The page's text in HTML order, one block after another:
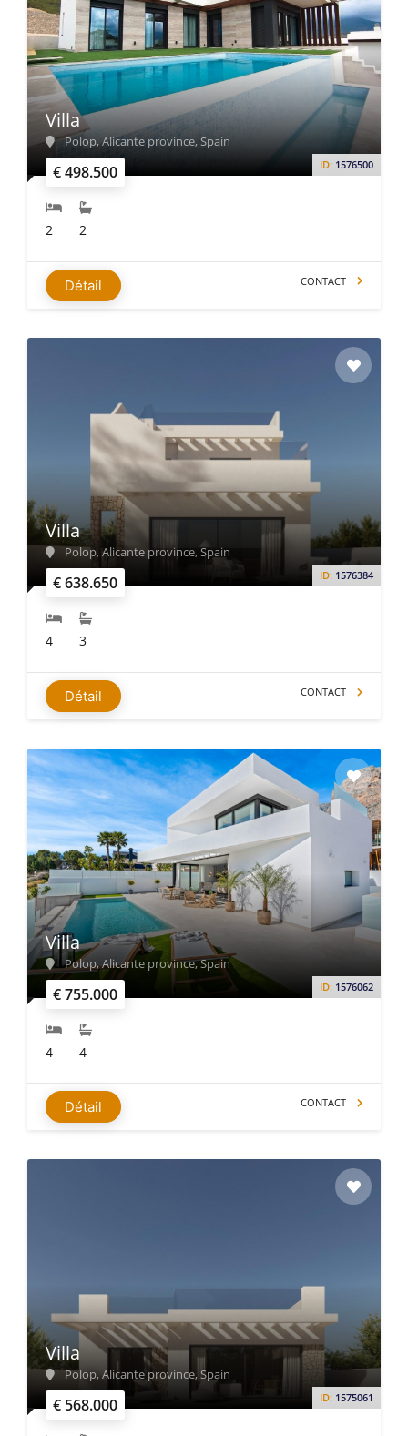
€ 498.500 ID: 1576500
Villa
Polop, Alicante province, Spain
2 2
Détail CONTACT
€ 638.650 ID: 1576384
Villa
Polop, Alicante province, Spain
4 3
Détail CONTACT
€ 755.000 ID: 1576062
Villa
Polop, Alicante province, Spain
4 4
Détail CONTACT
€ 568.000 ID: 1575061
Villa
Polop, Alicante province, Spain